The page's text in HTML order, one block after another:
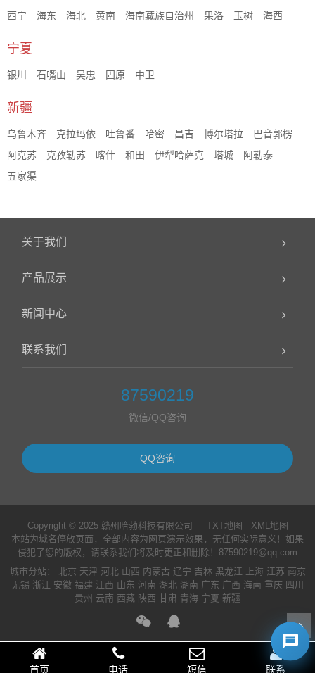
西宁 海东 海北 黄南 海南藏族自治州 果洛 玉树 海西
宁夏
银川 石嘴山 吴忠 固原 中卫
新疆
乌鲁木齐 克拉玛依 吐鲁番 哈密 昌吉 博尔塔拉
巴音郭楞
阿克苏
克孜勒苏 喀什 和田 伊犁哈萨克 塔城
阿勒泰
五家渠
关于我们
产品展示
新闻中心
联系我们
87590219
微信/QQ咨询
QQ咨询
Copyright © 2025 赣州哈勃科技有限公司 TXT地图
XML地图
本站为域名停放页面，全部内容为网页演示效果，无任何实际意义！如果
侵犯了您的版权，请联系我们将及时更正和删除！87590219@qq.com
城市分站： 北京 天津 河北 山西 内蒙古 辽宁 吉林 黑龙江 上海 江苏 南京
无锡 浙江 安徽 福建 江西 山东 河南 湖北 湖南 广东 广西 海南 重庆 四川
贵州 云南 西藏 陕西 甘肃 青海 宁夏 新疆
首页 电话 短信 联系